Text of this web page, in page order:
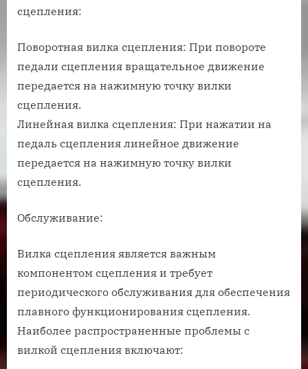
сцепления:
Поворотная вилка сцепления: При повороте
педали сцепления вращательное движение
передается на нажимную точку вилки
сцепления.
Линейная вилка сцепления: При нажатии на
педаль сцепления линейное движение
передается на нажимную точку вилки
сцепления.
Обслуживание:
Вилка сцепления является важным
компонентом сцепления и требует
периодического обслуживания для обеспечения
плавного функционирования сцепления.
Наиболее распространенные проблемы с
вилкой сцепления включают: